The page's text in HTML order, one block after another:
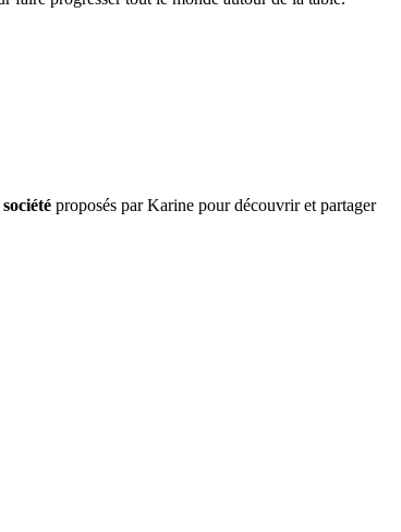
proposés par Karine pour découvrir et partager